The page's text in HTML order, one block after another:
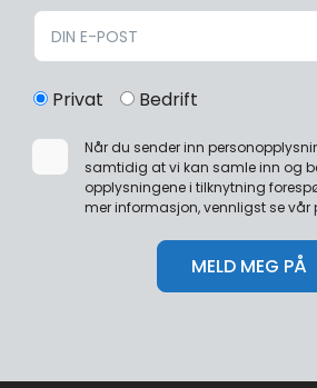
Privat Bedrift
Når du sender inn
samtidig at vi kan samle inn og
opplysningene i tilknytning
mer informasjon, vennligst se vår